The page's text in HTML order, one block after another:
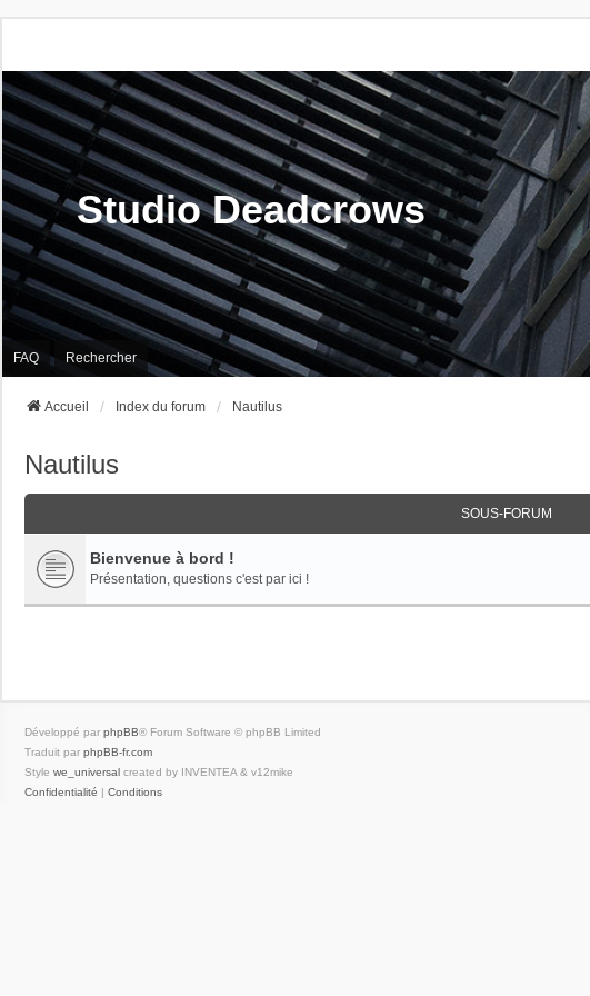
Studio Deadcrows
FAQ Rechercher
Accueil Index du forum Nautilus
Nautilus
SOUS-FORUM
Bienvenue à bord !
Présentation, questions c'est par ici !
Développé par phpBB® Forum Software © phpBB Limited
Traduit par phpBB-fr.com
Style we_universal created by INVENTEA & v12mike
Confidentialité | Conditions